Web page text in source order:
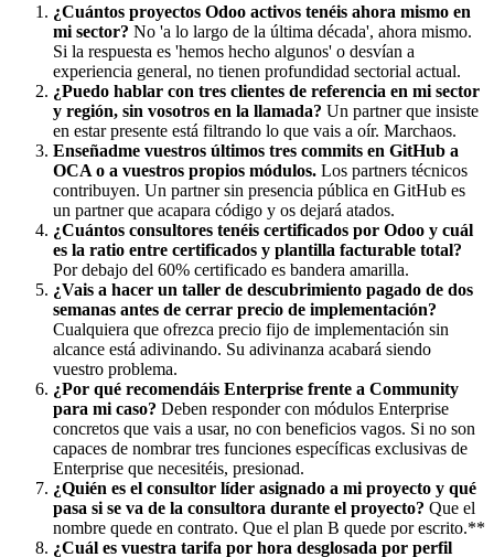
¿Cuántos proyectos Odoo activos tenéis ahora mismo en
mi sector? No 'a lo largo de la última década', ahora mismo.
Si la respuesta es 'hemos hecho algunos' o desvían a
experiencia general, no tienen profundidad sectorial actual.
¿Puedo hablar con tres clientes de referencia en mi sector
y región, sin vosotros en la llamada? Un partner que insiste
en estar presente está filtrando lo que vais a oír. Marchaos.
Enseñadme vuestros últimos tres commits en GitHub a
OCA o a vuestros propios módulos. Los partners técnicos
contribuyen. Un partner sin presencia pública en GitHub es
un partner que acapara código y os dejará atados.
¿Cuántos consultores tenéis certificados por Odoo y cuál
es la ratio entre certificados y plantilla facturable total?
Por debajo del 60% certificado es bandera amarilla.
¿Vais a hacer un taller de descubrimiento pagado de dos
semanas antes de cerrar precio de implementación?
Cualquiera que ofrezca precio fijo de implementación sin
alcance está adivinando. Su adivinanza acabará siendo
vuestro problema.
¿Por qué recomendáis Enterprise frente a Community
para mi caso? Deben responder con módulos Enterprise
concretos que vais a usar, no con beneficios vagos. Si no son
capaces de nombrar tres funciones específicas exclusivas de
Enterprise que necesitéis, presionad.
¿Quién es el consultor líder asignado a mi proyecto y qué
pasa si se va de la consultora durante el proyecto? Que el
nombre quede en contrato. Que el plan B quede por escrito.**
¿Cuál es vuestra tarifa por hora desglosada por perfil